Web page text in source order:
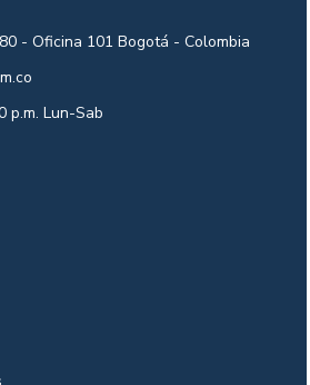
- Oficina 101 Bogotá - Colombia
p.m. Lun-Sab